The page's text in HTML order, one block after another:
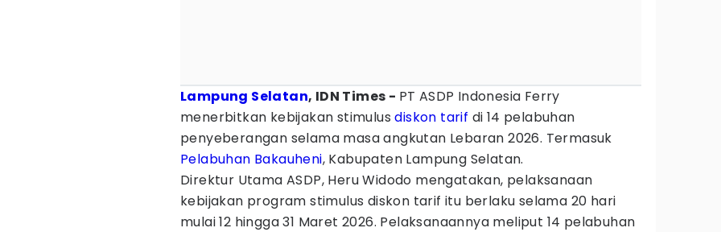
Lampung Selatan, IDN Times - PT ASDP Indonesia Ferry
menerbitkan kebijakan stimulusdiskon tarif di 14 pelabuhan
penyeberangan selama masa angkutan Lebaran 2026. Termasuk
Pelabuhan Bakauheni, Kabupaten Lampung Selatan.
Direktur Utama ASDP, Heru Widodo mengatakan, pelaksanaan
kebijakan program stimulus diskon tarif itu berlaku selama 20 hari
mulai 12 hingga 31 Maret 2026. Pelaksanaannya meliput 14 pelabuhan